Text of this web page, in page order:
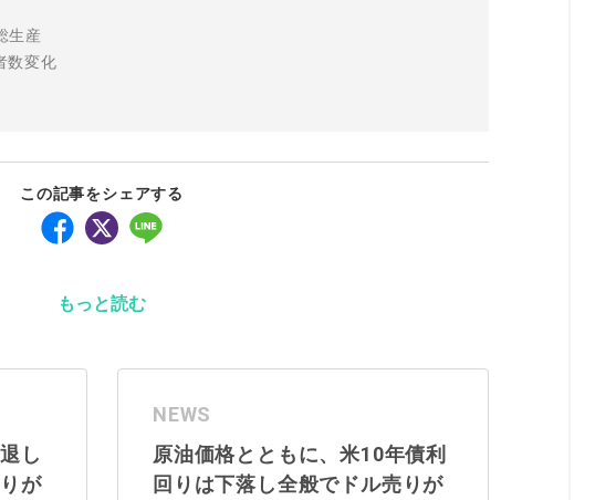
生産
変化
この記事をシェアする
もっと読む
し
が
NEWS
原油価格とともに、米10年債利
回りは下落し全般でドル売りが